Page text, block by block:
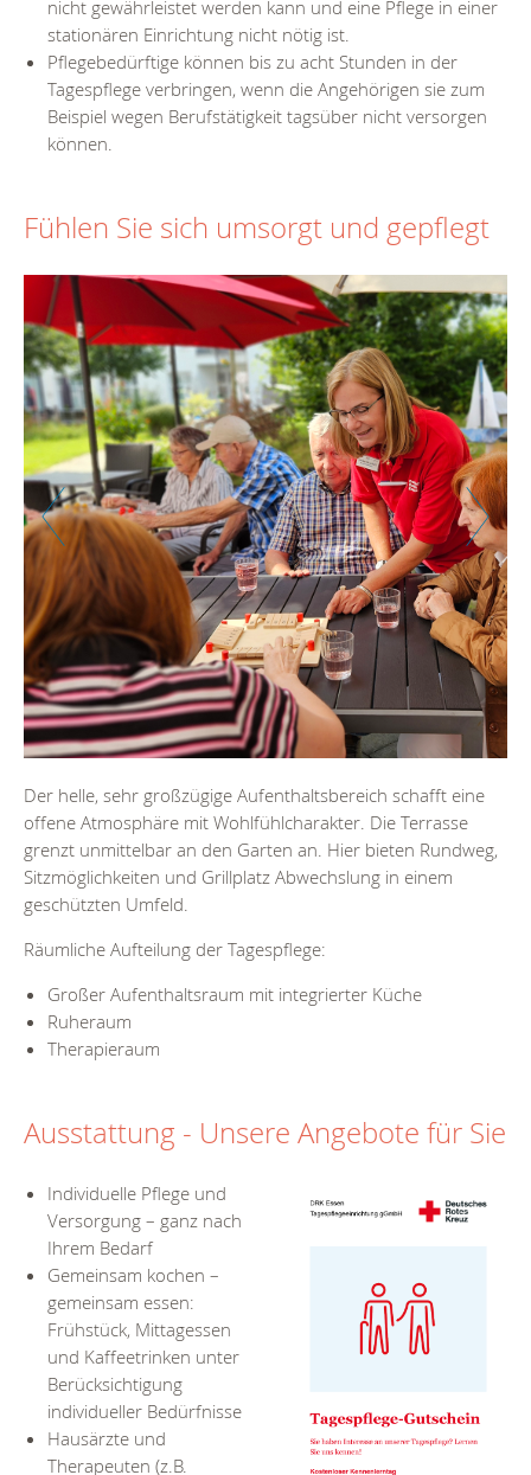
nicht gewährleistet werden kann und eine Pflege in einer
stationären Einrichtung nicht nötig ist.
Pflegebedürftige können bis zu acht Stunden in der
Tagespflege verbringen, wenn die Angehörigen sie zum
Beispiel wegen Berufstätigkeit tagsüber nicht versorgen
können.
Fühlen Sie sich umsorgt und gepflegt
Zurück Weiter
Der helle, sehr großzügige Aufenthaltsbereich schafft eine
offene Atmosphäre mit Wohlfühlcharakter. Die Terrasse
grenzt unmittelbar an den Garten an. Hier bieten Rundweg,
Sitzmöglichkeiten und Grillplatz Abwechslung in einem
geschützten Umfeld.
Räumliche Aufteilung der Tagespflege:
Großer Aufenthaltsraum mit integrierter Küche
Ruheraum
Therapieraum
Ausstattung - Unsere Angebote für Sie
Individuelle Pflege und
Versorgung – ganz nach
Ihrem Bedarf
Gemeinsam kochen –
gemeinsam essen:
Frühstück, Mittagessen
und Kaffeetrinken unter
Berücksichtigung
individueller Bedürfnisse
Hausärzte und
Therapeuten (z.B.